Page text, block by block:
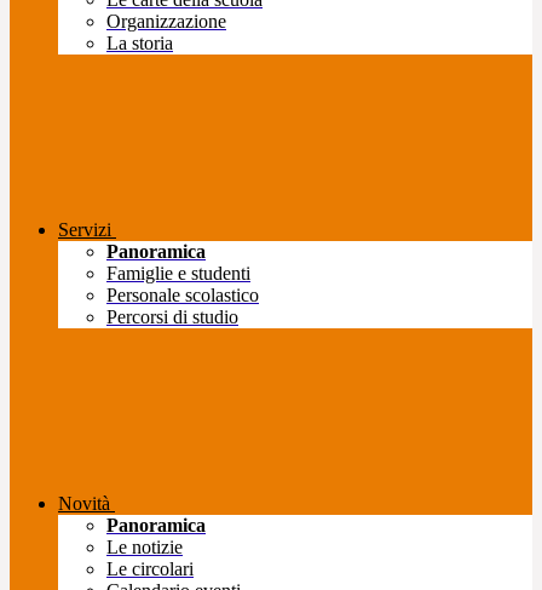
Organizzazione
La storia
Servizi
Panoramica
Famiglie e studenti
Personale scolastico
Percorsi di studio
Novità
Panoramica
Le notizie
Le circolari